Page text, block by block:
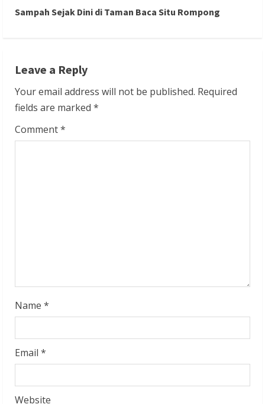
u
e
R
Sampah Sejak Dini di Taman Baca Situ Rompong
Leave a Reply
Your email address will not be published. Required
fields are marked *
Comment*
Name *
Email *
Website